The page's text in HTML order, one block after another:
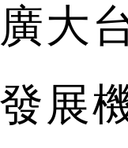
大
展